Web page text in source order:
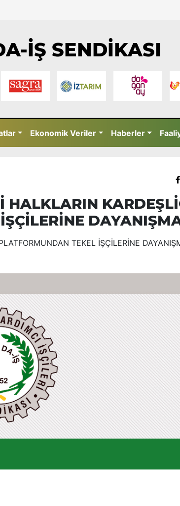
İŞ SENDİKASI
Ekonomik Veriler Haberler
HALKLARIN
TEKEL İŞÇİLERİNE